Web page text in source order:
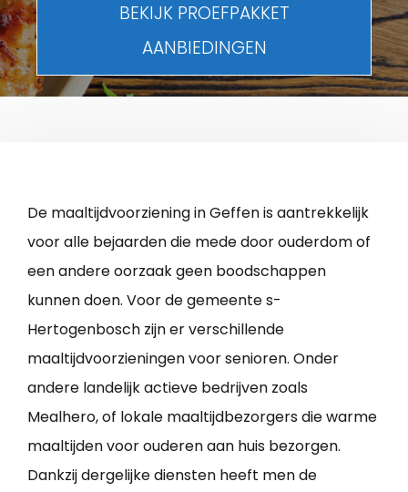
BEKIJK PROEFPAKKET
AANBIEDINGEN
De maaltijdvoorziening in Geffen is aantrekkelijk
voor alle bejaarden die mede door ouderdom of
een andere oorzaak geen boodschappen
kunnen doen. Voor de gemeente s-
Hertogenbosch zijn er verschillende
maaltijdvoorzieningen voor senioren. Onder
andere landelijk actieve bedrijven zoals
Mealhero, of lokale maaltijdbezorgers die warme
maaltijden voor ouderen aan huis bezorgen.
Dankzij dergelijke diensten heeft men de